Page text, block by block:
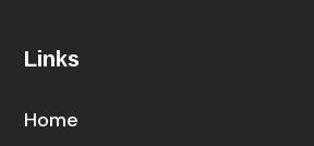
Links
Home